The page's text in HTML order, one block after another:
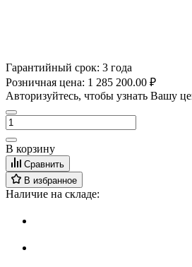
Гарантийный срок: 3 года
Розничная цена: 1 285 200.00 ₽
Авторизуйтесь, чтобы узнать Вашу
В корзину
Сравнить
В избранное
Наличие на складе: